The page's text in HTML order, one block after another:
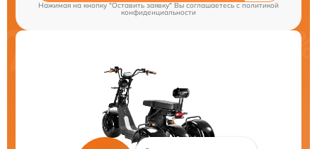
Нажимая на кнопку "Оставить заявку" Вы соглашаетесь cполитикой
конфиденциальности